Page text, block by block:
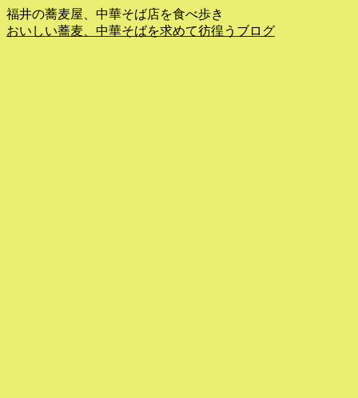
福井の蕎麦屋、中華そば店を食べ歩き
おいしい蕎麦、中華そばを求めて彷徨うブログ